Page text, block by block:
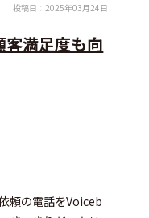
投稿日： 2025年03月24日
満足度も向
頼の電話をVoiceb